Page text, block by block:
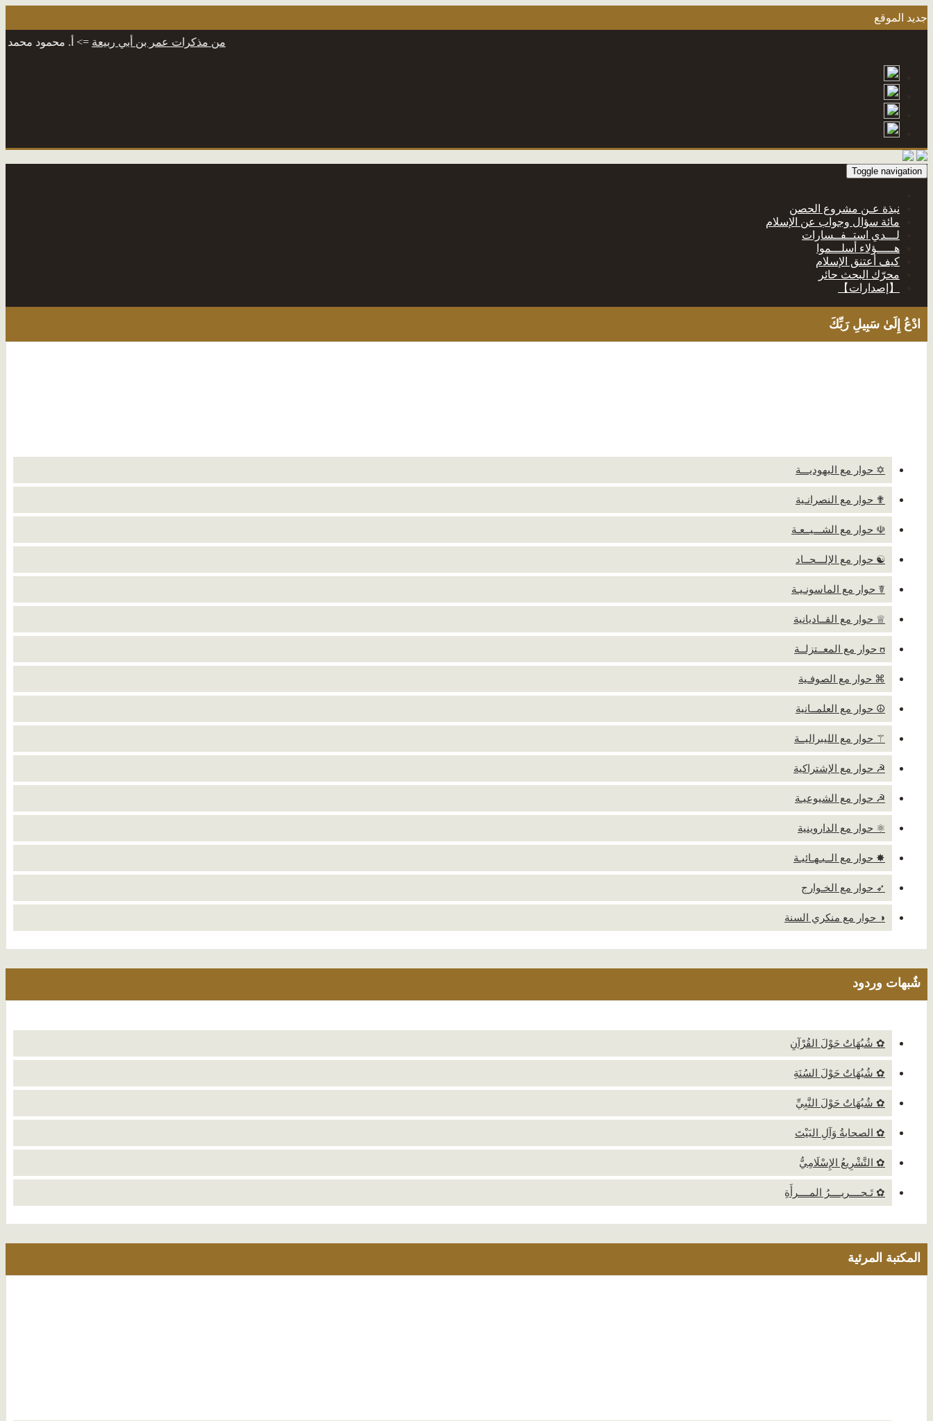
جديد الموقع
من مذكرات عمر بن أبي ربيعة=> أ. محمود محمد شاكر
Toggle navigation
نبذة عـن مشروع الحصن
مائة سؤال وجواب عن الإسلام
لـــدي استــفــسارات
هـــــؤلاء أسلـــموا
كيف أعتنق الإسلام
محرّك البحث حائر
【إصدارات】
ادْعُ إِلَىٰ سَبِيلِ رَبِّكَ
✡ حوار مع اليهوديـــة
✟ حوار مع النصرانـية
☫ حوار مع الشـــيــعـة
☯ حوار مع الإلـــحــاد
☤ حوار مع الماسونـيـة
♕ حوار مع القــاديانية
ʊ حوار مع المعــتزلــة
⌘ حوار مع الصوفـية
☮ حوار مع العلمــانية
⚚ حوار مع الليبراليــة
☭ حوار مع الإشتراكية
☭ حوار مع الشيوعيـة
⚛ حوار مع الداروينية
✸ حوار مع الــبـهـائيـة
➶ حوار مع الخـوارج
◑ حوار مع منكري السنة
شٌبهات وردود
✿ شُبُهَاتٌ حَوْلَ القُرْآنِ
✿ شُبُهَاتٌ حَوْلَ السُنَةِ
✿ شُبُهَاتٌ حَوْلَ النَّبِيِّ
✿ الصحابةُ وَآلِ البَيْتَ
✿ التَّشْرِيعُ الإِسْلَامِيُّ
✿ تَـحــــريــــرُ المــــرأَةِ
المكتبة المرئية